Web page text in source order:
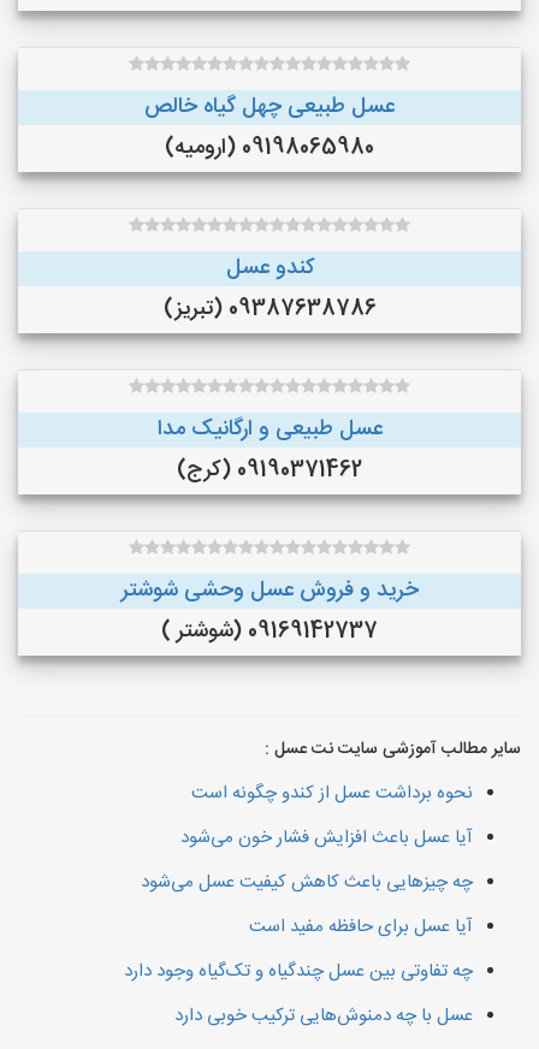
عسل طبیعی چهل گیاه خالص
09198065980 (ارومیه)
کندو عسل
09387638786 (تبریز)
عسل طبیعی و ارگانیک مدا
09190371462 (کرج)
خرید و فروش عسل وحشی شوشتر
09169142737 (شوشتر )
سایر مطالب آموزشی سایت نت عسل :
نحوه برداشت عسل از کندو چگونه است
آیا عسل باعث افزایش فشار خون می‌شود
چه چیزهایی باعث کاهش کیفیت عسل می‌شود
آیا عسل برای حافظه مفید است
چه تفاوتی بین عسل چندگیاه و تک‌گیاه وجود دارد
عسل با چه دمنوش‌هایی ترکیب خوبی دارد